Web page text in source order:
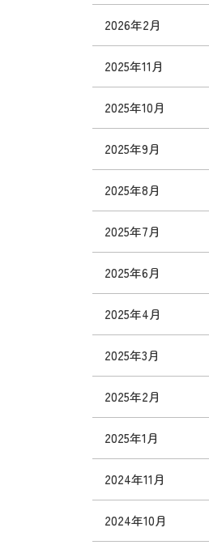
2026年2月
2025年11月
2025年10月
2025年9月
2025年8月
2025年7月
2025年6月
2025年4月
2025年3月
2025年2月
2025年1月
2024年11月
2024年10月